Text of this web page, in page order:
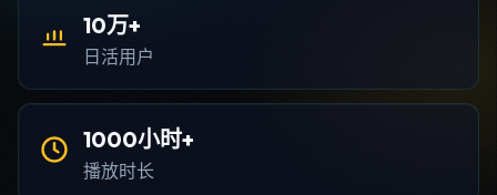
10万+
日活用户
1000小时+
播放时长